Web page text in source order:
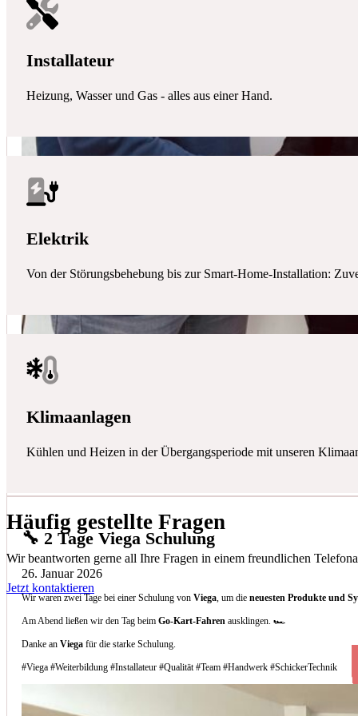
🔧 2 Tage Viega Schulung
26. Januar 2026
Wir waren zwei Tage bei einer Schulung vonViega, um dieneuesten Produkte und
Am Abend ließen wir den Tag beimGo-Kart-Fahren ausklingen. 🏎️
Danke anViega für die starke Schulung.
#Viega #Weiterbildung #Installateur #Qualität #Team #Handwerk #SchickerTechnik
Installateur
Heizung, Wasser und Gas - alles aus einer Hand.
Elektrik
Von der Störungsbehebung bis zur Smart-Home-Installation:
Klimaanlagen
Kühlen und Heizen in der Übergangsperiode mit unseren
Häufig gestellte Fragen
Wir beantworten gerne all Ihre Fragen in einem freundlichen
Jetzt kontaktieren
Welche Arten von Klimaanlagen installieren